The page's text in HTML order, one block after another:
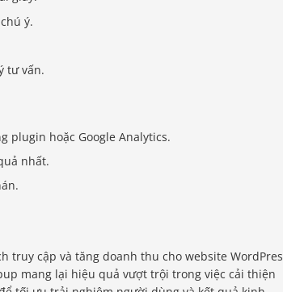
ý.
tư vấn.
plugin hoặc Google Analytics.
nhất.
truy cập và tăng doanh thu cho website
mang lại hiệu quả vượt trội trong việc cải thiện